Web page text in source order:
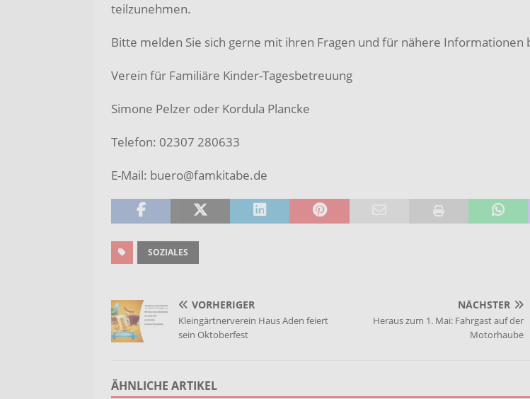
teilzunehmen.
Bitte melden Sie sich gerne mit ihren Fragen und für nähere Informationen
Verein für Familiäre Kinder-Tagesbetreuung
Simone Pelzer oder Kordula Plancke
Telefon: 02307 280633
E-Mail: buero@famkitabe.de
SOZIALES
VORHERIGER
Kleingärtnerverein Haus Aden feiert
sein Oktoberfest
NÄCHSTER
Heraus zum 1. Mai: Fahrgast auf der
Motorhaube
ÄHNLICHE ARTIKEL